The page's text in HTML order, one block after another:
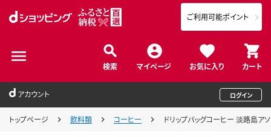
検索 マイページ お気に入り カート
ご利用可能ポイント
アカウント ログイン
トップページ 飲料類 コーヒー ドリップバッグコーヒー 淡路島